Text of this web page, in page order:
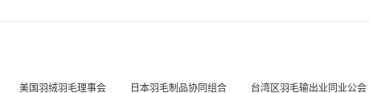
美国羽绒羽毛理事会 日本羽毛制品协同组合 台湾区羽毛输出业同业公会